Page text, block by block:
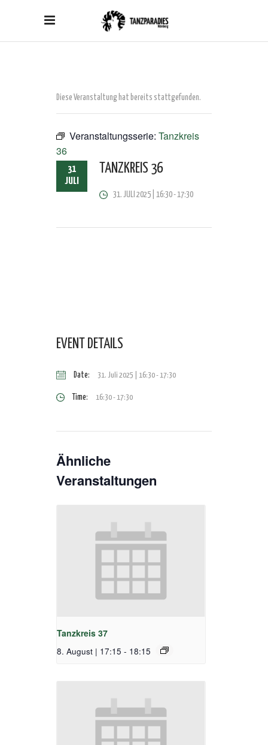
Diese Veranstaltung hat bereits stattgefunden.
Veranstaltungsserie: Tanzkreis
36
31
JULI
TANZKREIS 36
31. JULI 2025 | 16:30-17:30
EVENT DETAILS
Date: 31. Juli 2025 | 16:30-17:30
Time: 16:30 - 17:30
Ähnliche
Veranstaltungen
Tanzkreis 37
8. August | 17:15 - 18:15